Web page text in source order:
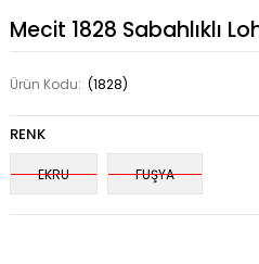
Mecit 1828 Sabahlıklı
Ürün Kodu: (1828)
RENK
EKRU FUŞYA